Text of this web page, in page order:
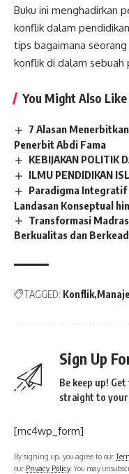
Buku ini menghadirkan
konflik dalam
tips bagaimana
konflik di dalam sebuah
You Might Also Like
7 Alasan
Penerbit Abdi Fama
KEBIJAKAN POLITIK
ILMU PENDIDIKAN
Paradigma Integratif
Landasan Konseptual
Transformasi
Berkualitas dan
TAGGED: Konflik
Sign Up
Be keep up!
straight to your
[mc4wp_form]
By signing up, you agree to our
our Privacy Policy. You may